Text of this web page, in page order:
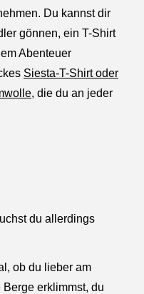
Du kannst dir
gönnen, ein T-Shirt
Abenteuer
Siesta-T-Shirt oder
, die du an jeder
du allerdings
ob du lieber am
erklimmst, du